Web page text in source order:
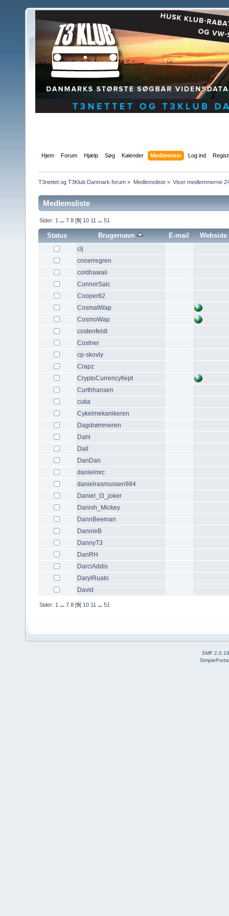
Hjem Forum Hjælp Søg Kalender Medlemmer Log ind
T3nettet og T3Klub Danmark forum » Medlemsliste» Viser medlemmerne
Medlemsliste
Sider: 1 ...7 8 [9] 10 11 ...51
Status Brugernavn E-mail Webside
clj
cnoerregren
coldhawaii
ConnorSalc
Cooper82
CosmatWap
CosmoWap
costenfeldt
Costner
cp-skovly
Crapz
CryptoCurrencyfiept
Curthhansen
cutia
Cykelmekanikeren
Dagdrømmeren
Dahl
Dall
DanDan
danielmrc
danielrasmussen984
Daniel_t3_joker
Danish_Mickey
DannBeeman
DannieB
DannyT3
DanRH
DarciAddis
DarylRuato
David
Sider: 1 ...7 8 [9] 10 11 ...51
SMF 2.0.19